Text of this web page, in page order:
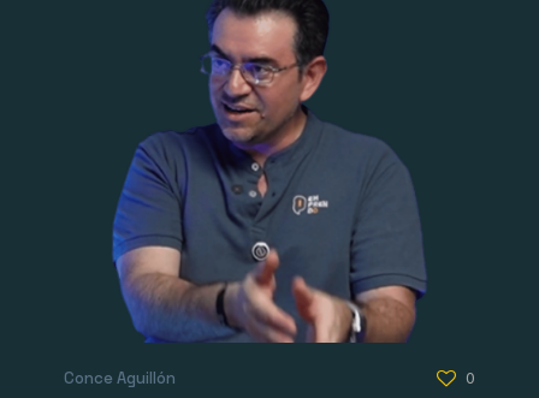
Conce Aguillón 0